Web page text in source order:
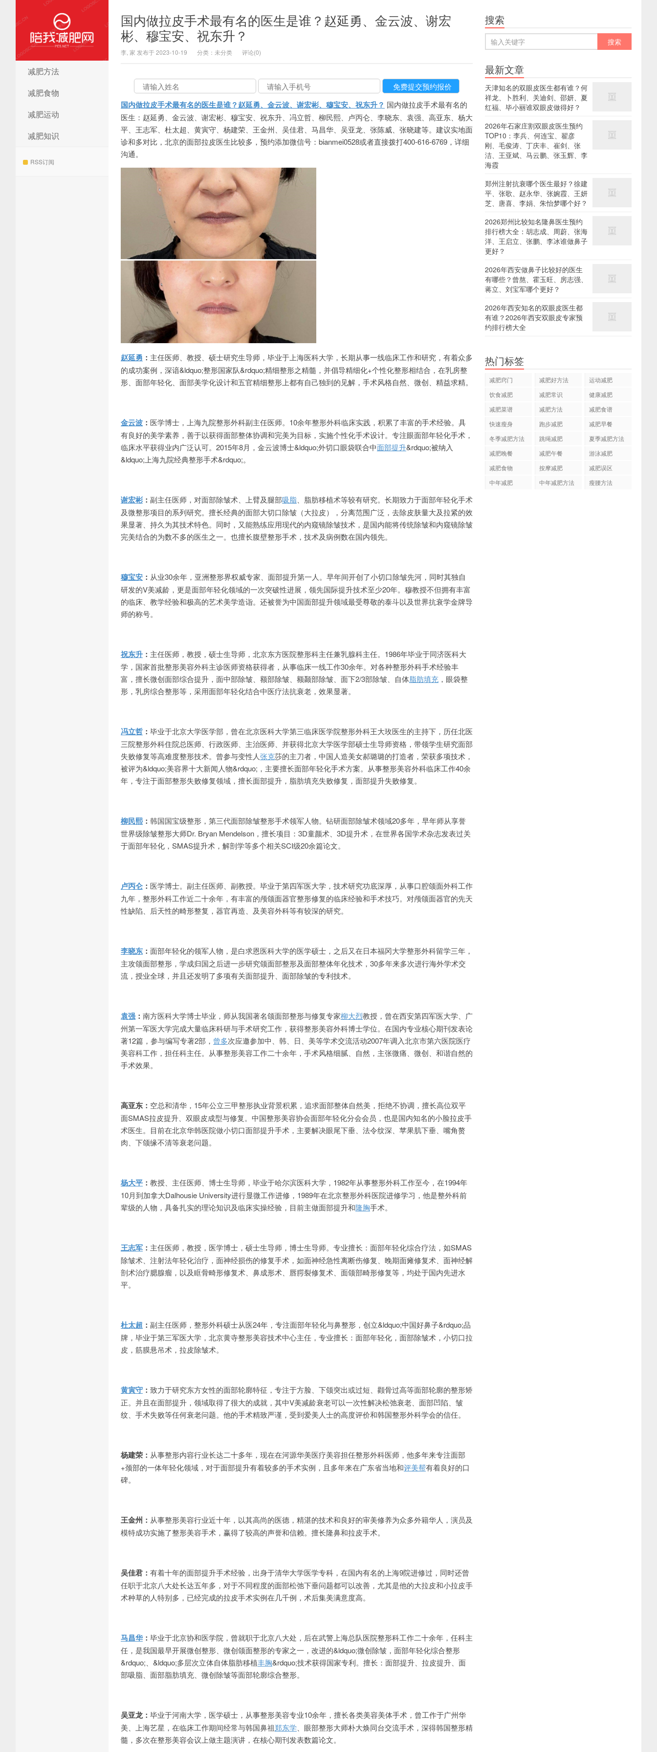
陪我减肥网
减肥方法
减肥食物
减肥运动
减肥知识
RSS订阅
国内做拉皮手术最有名的医生是谁？赵延勇、金云波、谢宏
彬、穆宝安、祝东升？
李, 家 发布于 2023-10-19 分类：未分类 评论(0)
国内做拉皮手术最有名的医生是谁？赵延勇、金云波、谢宏彬、穆宝安、祝东升？ 国内做拉皮手术最有名的
医生：赵延勇、金云波、谢宏彬、穆宝安、祝东升、冯立哲、柳民熙、卢丙仑、李晓东、袁强、高亚东、杨大
平、王志军、杜太超、黄寅守、杨建荣、王金州、吴佳君、马昌华、吴亚龙、张陈威、张晓建等。建议实地面
诊和多对比，北京的面部拉皮医生比较多，预约添加微信号：bianmei0528或者直接拨打400-616-6769，详细
沟通。
赵延勇 ： 主任医师、教授、硕士研究生导师，毕业于上海医科大学，长期从事一线临床工作和研究，有着众多
的成功案例，深谙&ldquo;整形国家队&rdquo;精细整形之精髓，并倡导精细化+个性化整形相结合，在乳房整
形、面部年轻化、面部美学化设计和五官精细整形上都有自己独到的见解，手术风格自然、微创、精益求精。
金云波 ： 医学博士，上海九院整形外科副主任医师。10余年整形外科临床实践，积累了丰富的手术经验。具
有良好的美学素养，善于以获得面部整体协调和完美为目标，实施个性化手术设计。专注眼面部年轻化手术，
临床水平获得业内广泛认可。2015年8月，金云波博士&ldquo;外切口眼袋联合中面部提升&rdquo;被纳入
&ldquo;上海九院经典整形手术&rdquo;。
谢宏彬 ： 副主任医师，对面部除皱术、上臂及腿部吸脂 、脂肪移植术等较有研究。长期致力于面部年轻化手术
及微整形项目的系列研究。擅长经典的面部大切口除皱（大拉皮），分离范围广泛，去除皮肤量大及拉紧的效
果显著、持久为其技术特色。同时，又能熟练应用现代的内窥镜除皱技术，是国内能将传统除皱和内窥镜除皱
完美结合的为数不多的医生之一。也擅长腹壁整形手术，技术及病例数在国内领先。
穆宝安 ： 从业30余年，亚洲整形界权威专家、面部提升第一人。早年间开创了小切口除皱先河，同时其独自
研发的V美减龄，更是面部年轻化领域的一次突破性进展，领先国际提升技术至少20年。穆教授不但拥有丰富
的临床、教学经验和极高的艺术美学造诣。还被誉为中国面部提升领域最受尊敬的泰斗以及世界抗衰学金牌导
师的称号。
祝东升 ： 主任医师，教授，硕士生导师，北京东方医院整形科主任兼乳腺科主任。1986年毕业于同济医科大
学，国家首批整形美容外科主诊医师资格获得者，从事临床一线工作30余年。对各种整形外科手术经验丰
富，擅长微创面部综合提升，面中部除皱、额部除皱、额颞部除皱、面下2/3部除皱、自体脂肪填充 ，眼袋整
形，乳房综合整形等，采用面部年轻化结合中医疗法抗衰老，效果显著。
冯立哲 ： 毕业于北京大学医学部，曾在北京医科大学第三临床医学院整形外科王大玫医生的主持下，历任北医
三院整形外科住院总医师、行政医师、主治医师、并获得北京大学医学部硕士生导师资格，带领学生研究面部
失败修复等高难度整形技术。曾参与变性人张克莎的主刀者，中国人造美女郝璐璐的打造者，荣获多项技术，
被评为&ldquo;美容界十大新闻人物&rdquo;，主要擅长面部年轻化手术方案。从事整形美容外科临床工作40余
年，专注于面部整形失败修复领域，擅长面部提升，脂肪填充失败修复，面部提升失败修复。
柳民熙 ： 韩国国宝级整形，第三代面部除皱整形手术领军人物。钻研面部除皱术领域20多年，早年师从享誉
世界级除皱整形大师Dr. Bryan Mendelson，擅长项目：3D童颜术、3D提升术，在世界各国学术杂志发表过关
于面部年轻化，SMAS提升术，解剖学等多个相关SCI级20余篇论文。
卢丙仑 ： 医学博士。副主任医师、副教授。毕业于第四军医大学，技术研究功底深厚，从事口腔颌面外科工作
九年，整形外科工作近二十余年，有丰富的颅颌面器官整形修复的临床经验和手术技巧。对颅颌面器官的先天
性缺陷、后天性的畸形整复，器官再造、及美容外科等有较深的研究。
李晓东 ： 面部年轻化的领军人物，是白求恩医科大学的医学硕士，之后又在日本福冈大学整形外科留学三年，
主攻颌面部整形，学成归国之后进一步研究颌面部整形及面部整体年化技术，30多年来多次进行海外学术交
流，授业全球，并且还发明了多项有关面部提升、面部除皱的专利技术。
袁强 ： 南方医科大学博士毕业，师从我国著名颌面部整形与修复专家柳大烈教授，曾在西安第四军医大学、广
州第一军医大学完成大量临床科研与手术研究工作，获得整形美容外科博士学位。在国内专业核心期刊发表论
著12篇，参与编写专著2部， 曾多次应邀参加中、韩、日、美等学术交流活动2007年调入北京市第六医院医疗
美容科工作，担任科主任。从事整形美容工作二十余年，手术风格细腻、自然，主张微痛、微创、和谐自然的
手术效果。
高亚东： 空总和清华，15年公立三甲整形执业背景积累，追求面部整体自然美，拒绝不协调，擅长高位双平
面SMAS拉皮提升、双眼皮成型与修复。中国整形美容协会面部年轻化分会会员，也是国内知名的小脸拉皮手
术医生。目前在北京华韩医院做小切口面部提升手术，主要解决眼尾下垂、法令纹深、苹果肌下垂、嘴角赘
肉、下颌缘不清等衰老问题。
杨大平 ： 教授、主任医师、博士生导师，毕业于哈尔滨医科大学，1982年从事整形外科工作至今，在1994年
10月到加拿大Dalhousie University进行显微工作进修，1989年在北京整形外科医院进修学习，他是整外科前
辈级的人物，具备扎实的理论知识及临床实操经验，目前主做面部提升和隆胸手术。
王志军 ： 主任医师，教授，医学博士，硕士生导师，博士生导师。专业擅长：面部年轻化综合疗法，如SMAS
除皱术、注射法年轻化治疗，面神经损伤的修复手术，如面神经急性离断伤修复、晚期面瘫修复术、面神经解
剖术治疗腮腺瘤，以及眶骨畸形修复术、鼻成形术、唇腭裂修复术、面颌部畸形修复等，均处于国内先进水
平。
杜太超 ： 副主任医师，整形外科硕士从医24年，专注面部年轻化与鼻整形，创立&ldquo;中国好鼻子&rdquo;品
牌，毕业于第三军医大学，北京黄寺整形美容技术中心主任，专业擅长：面部年轻化，面部除皱术，小切口拉
皮，筋膜悬吊术，拉皮除皱术。
黄寅守 ： 致力于研究东方女性的面部轮廓特征，专注于方脸、下颌突出或过短、颧骨过高等面部轮廓的整形矫
正。并且在面部提升，领域取得了很大的成就，其中V美减龄衰老可以一次性解决松弛衰老、面部凹陷、皱
纹、手术失败等任何衰老问题。他的手术精致严谨，受到爱美人士的高度评价和韩国整形外科学会的信任。
杨建荣： 从事整形内容行业长达二十多年，现在在河源华美医疗美容担任整形外科医师，他多年来专注面部
+颈部的一体年轻化领域，对于面部提升有着较多的手术实例，且多年来在广东省当地和评美帮有着良好的口
碑。
王金州： 从事整形美容行业近十年，以其高尚的医德，精湛的技术和良好的审美修养为众多外籍华人，演员及
模特成功实施了整形美容手术，赢得了较高的声誉和信赖。擅长隆鼻和拉皮手术。
吴佳君： 有着十年的面部提升手术经验，出身于清华大学医学专科，在国内有名的上海9院进修过，同时还曾
任职于北京八大处长达五年多，对于不同程度的面部松弛下垂问题都可以改善，尤其是他的大拉皮和小拉皮手
术种草的人特别多，已经完成的拉皮手术实例在几千例，术后集美满意度高。
马昌华： 毕业于北京协和医学院，曾就职于北京八大处，后在武警上海总队医院整形科工作二十余年，任科主
任，是我国最早开展微创整形、微创颌面整形的专家之一，改进的&ldquo;微创除皱，面部年轻化综合整形
&rdquo;、&ldquo;多层次立体自体脂肪移植丰胸&rdquo;技术获得国家专利。擅长：面部提升、拉皮提升、面
部吸脂、面部脂肪填充、微创除皱等面部轮廓综合整形。
吴亚龙： 毕业于河南大学，医学硕士，从事整形美容专业10余年，擅长各类美容美体手术，曾工作于广州华
美、上海艺星，在临床工作期间经常与韩国鼻祖郑东学 、眼部整形大师朴大焕同台交流手术，深得韩国整形精
髓，多次在整形美容会议上做主题演讲，在核心期刊发表数篇论文。
搜索
最新文章
天津知名的双眼皮医生都有谁？何
祥龙、卜胜利、关迪剑、邵妍、夏
红福、毕小丽谁双眼皮做得好？
2026年石家庄割双眼皮医生预约
TOP10：李兵、何连宝、翟彦
刚、毛俊涛、丁庆丰、崔剑、张
洁、王亚斌、马云鹏、张玉辉、李
海霞
郑州注射抗衰哪个医生最好？徐建
平、张歌、赵永华、张婉霞、王妍
芝、唐喜、李娟、朱怡梦哪个好？
2026郑州比较知名隆鼻医生预约
排行榜大全：胡志成、周蔚、张海
洋、王启立、张鹏、李冰谁做鼻子
更好？
2026年西安做鼻子比较好的医生
有哪些？曾熬、霍玉旺、房志强、
蒋立、刘宝军哪个更好？
2026年西安知名的双眼皮医生都
有谁？2026年西安双眼皮专家预
约排行榜大全
热门标签
减肥窍门 减肥好方法
运动减肥
饮食减肥
减肥常识
健康减肥
减肥菜谱
减肥方法
减肥食谱
快速瘦身
跑步减肥
减肥早餐
冬季减肥方法
跳绳减肥
夏季减肥方法
减肥晚餐
减肥午餐
游泳减肥
减肥食物
按摩减肥
减肥误区
中年减肥
中年减肥方法 瘦腰方法